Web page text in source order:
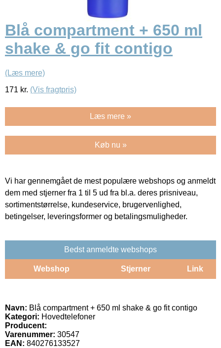
Blå compartment + 650 ml
shake & go fit contigo
(Læs mere)
171 kr. (Vis fragtpris)
Læs mere »
Køb nu »
Vi har gennemgået de mest populære webshops og anmeldt
dem med stjerner fra 1 til 5 ud fra bl.a. deres prisniveau,
sortimentstørrelse, kundeservice, brugervenlighed,
betingelser, leveringsformer og betalingsmuligheder.
Bedst anmeldte webshops
Webshop Stjerner Link
Navn: Blå compartment + 650 ml shake & go fit contigo
Kategori: Hovedtelefoner
Producent:
Varenummer: 30547
EAN: 840276133527